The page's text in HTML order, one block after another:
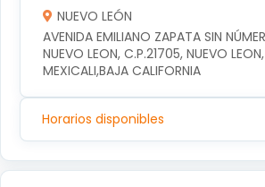
NUEVO LEÓN
AVENIDA EMILIANO ZAPATA SIN
NUEVO LEON, C.P.21705, NUEVO LEON,
MEXICALI,BAJA CALIFORNIA
Horarios disponibles